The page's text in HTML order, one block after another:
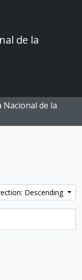
de la
Nacional de la
Descending